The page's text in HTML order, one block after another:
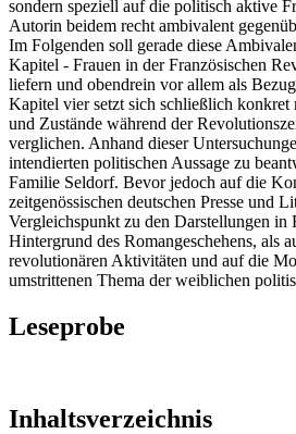
sondern speziell auf die politisch aktive
Autorin beidem recht ambivalent
Im Folgenden soll gerade diese
Kapitel - Frauen in der Französischen
liefern und obendrein vor allem als
Kapitel vier setzt sich schließlich konkret
und Zustände während der
verglichen. Anhand dieser
intendierten politischen Aussage zu
Familie Seldorf. Bevor jedoch auf die
zeitgenössischen deutschen Presse und
Vergleichspunkt zu den Darstellungen
Hintergrund des Romangeschehens, als
revolutionären Aktivitäten und auf die
umstrittenen Thema der weiblichen
Leseprobe
Inhaltsverzeichnis